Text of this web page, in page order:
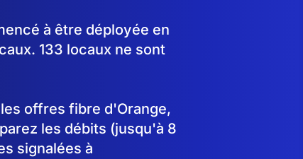
à être déployée en
133 locaux ne sont
offres fibre d'Orange,
les débits (jusqu'à 8
signalées à